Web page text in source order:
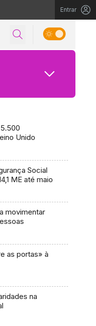
Entrar
Unido
Social
ME até maio
movimentar
as portas» à
na